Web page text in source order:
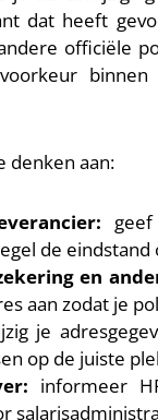
dat heeft
officiële
denken aan:
de eindstand
en
aan zodat je
je
op de juiste
informeer